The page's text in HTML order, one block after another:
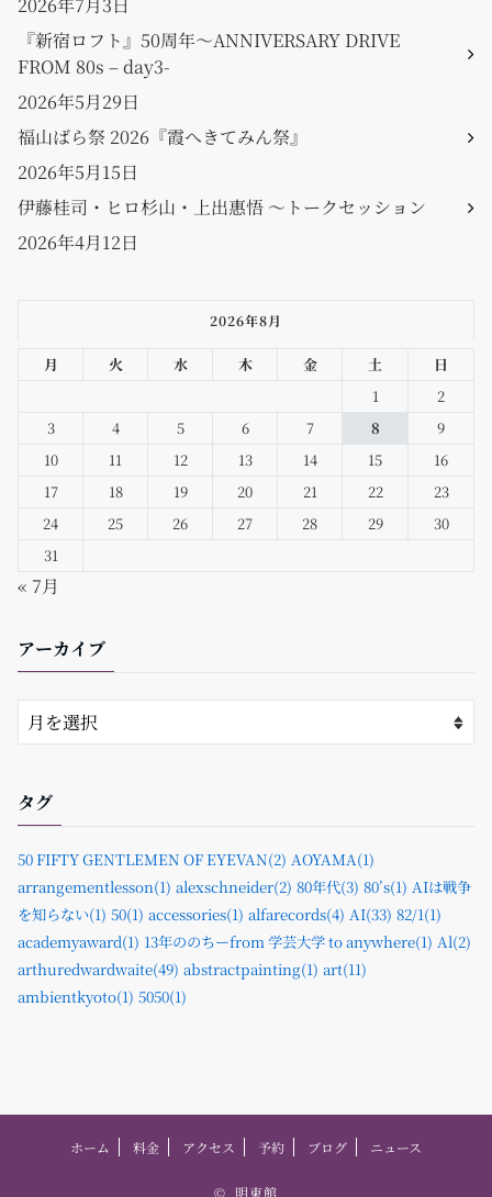
『新宿ロフト』50周年〜ANNIVERSARY DRIVE
FROM 80s – day3-
2026年5月29日
福山ばら祭 2026『霞へきてみん祭』
2026年5月15日
伊藤桂司・ヒロ杉山・上出惠悟 〜トークセッション
2026年4月12日
2026年8月
月 火 水 木 金 土
日
1
2
3
4 5 6 7 8
9
10
11 12 13 14 15
16
17
18 19 20 21 22
23
24
25 26 27 28 29
30
31
« 7月
アーカイブ
タグ
50 FIFTY GENTLEMEN OF EYEVAN(2) AOYAMA(1)
arrangementlesson(1) alexschneider(2) 80年代(3) 80’s(1) AIは戦争
を知らない(1) 50(1) accessories(1) alfarecords(4) AI(33) 82/1(1)
academyaward(1) 13年ののちーfrom 学芸大学 to anywhere(1) Al(2)
arthuredwardwaite(49) abstractpainting(1) art(11)
ambientkyoto(1) 5050(1)
ホーム 料金 アクセス 予約 ブログ ニュース
© 明東館